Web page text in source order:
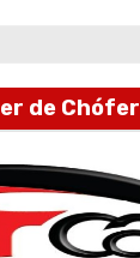
de Chófer